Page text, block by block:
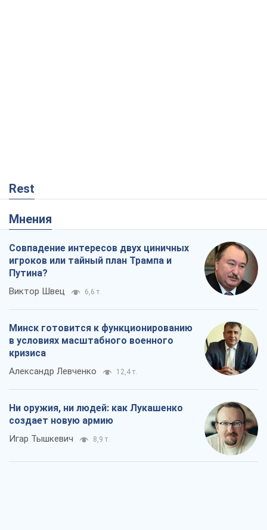
Rest
Мнения
Совпадение интересов двух циничных
игроков или тайный план Трампа и
Путина?
Виктор Швец 6,6 т.
Минск готовится к функционированию
в условиях масштабного военного
кризиса
Александр Левченко 12,4 т.
Ни оружия, ни людей: как Лукашенко
создает новую армию
Игар Тышкевич 8,9 т.